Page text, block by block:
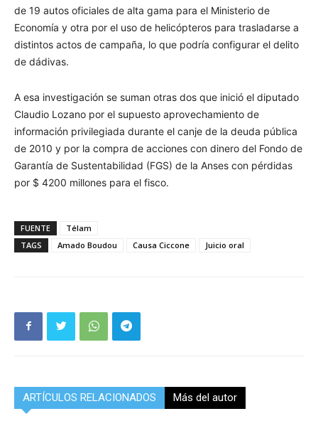
de 19 autos oficiales de alta gama para el Ministerio de
Economía y otra por el uso de helicópteros para trasladarse a
distintos actos de campaña, lo que podría configurar el delito
de dádivas.
A esa investigación se suman otras dos que inició el diputado
Claudio Lozano por el supuesto aprovechamiento de
información privilegiada durante el canje de la deuda pública
de 2010 y por la compra de acciones con dinero del Fondo de
Garantía de Sustentabilidad (FGS) de la Anses con pérdidas
por $ 4200 millones para el fisco.
FUENTE
Télam
TAGS
Amado Boudou Causa Ciccone Juicio oral
ARTÍCULOS RELACIONADOS Más del autor